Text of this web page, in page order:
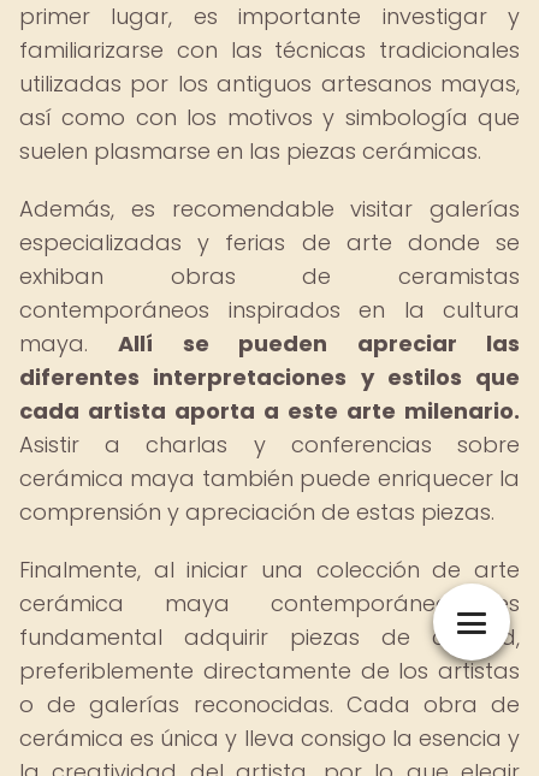
primer lugar, es importante investigar y
familiarizarse con las técnicas tradicionales
utilizadas por los antiguos artesanos mayas,
así como con los motivos y simbología que
suelen plasmarse en las piezas cerámicas.
Además, es recomendable visitar galerías
especializadas y ferias de arte donde se
exhiban obras de ceramistas
contemporáneos inspirados en la cultura
maya.Allí se pueden apreciar las
diferentes interpretaciones y estilos que
cada artista aporta a este arte milenario.
Asistir a charlas y conferencias sobre
cerámica maya también puede enriquecer la
comprensión y apreciación de estas piezas.
Finalmente, al iniciar una colección de arte
cerámica maya contemporánea, es
fundamental adquirir piezas de calidad,
preferiblemente directamente de los artistas
o de galerías reconocidas. Cada obra de
cerámica es única y lleva consigo la esencia y